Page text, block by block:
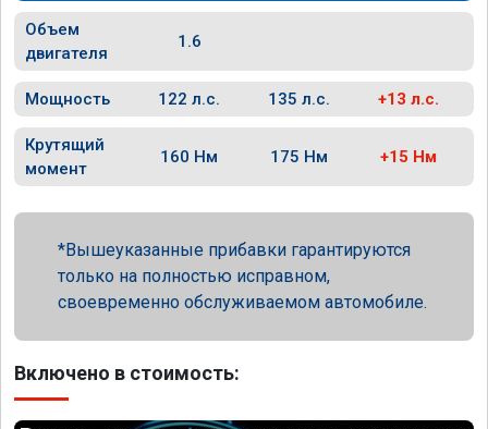
Объем
двигателя
1.6
Мощность 122 л.с. 135 л.с. +13 л.с.
Крутящий
момент
160 Нм 175 Нм +15 Нм
Вышеуказанные прибавки гарантируются
только на полностью исправном,
своевременно обслуживаемом автомобиле.
Включено в стоимость: